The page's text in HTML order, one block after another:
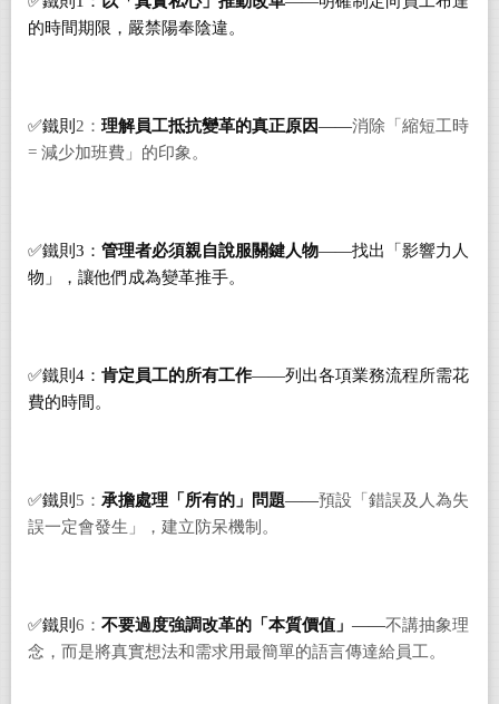
的時間期限，嚴禁陽奉陰違。
✅鐵則 2： 理解員工抵抗變革的真正原因——消除「縮短工時
= 減少加班費」的印象。
✅鐵則3： 管理者必須親自說服關鍵人物——找出「影響力人
物」，讓他們成為變革推手。
✅鐵則4： 肯定員工的所有工作——列出各項業務流程所需花
費的時間。
✅鐵則 5： 承擔處理「所有的」問題——預設「錯誤及人為失
誤一定會發生」，建立防呆機制。
✅鐵則 6： 不要過度強調改革的「本質價值」 ——不講抽象理
念，而是將真實想法和需求用最簡單的語言傳達給員工。